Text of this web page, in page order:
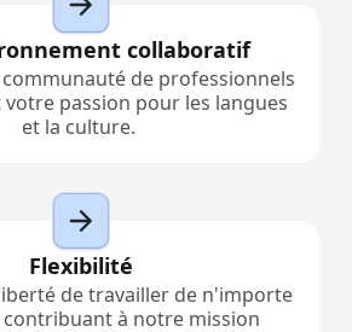
collaboratif
de professionnels
passion pour les langues
et la culture.
Flexibilité
de travailler de n'importe
à notre mission